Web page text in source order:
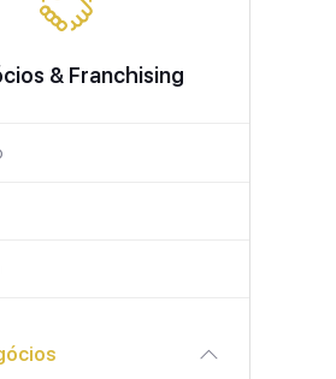
& Franchising